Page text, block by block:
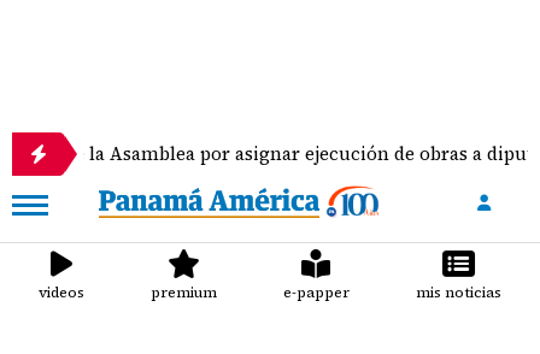
Asamblea por asignar ejecución de obras a diputados
videos premium e-papper mis noticias